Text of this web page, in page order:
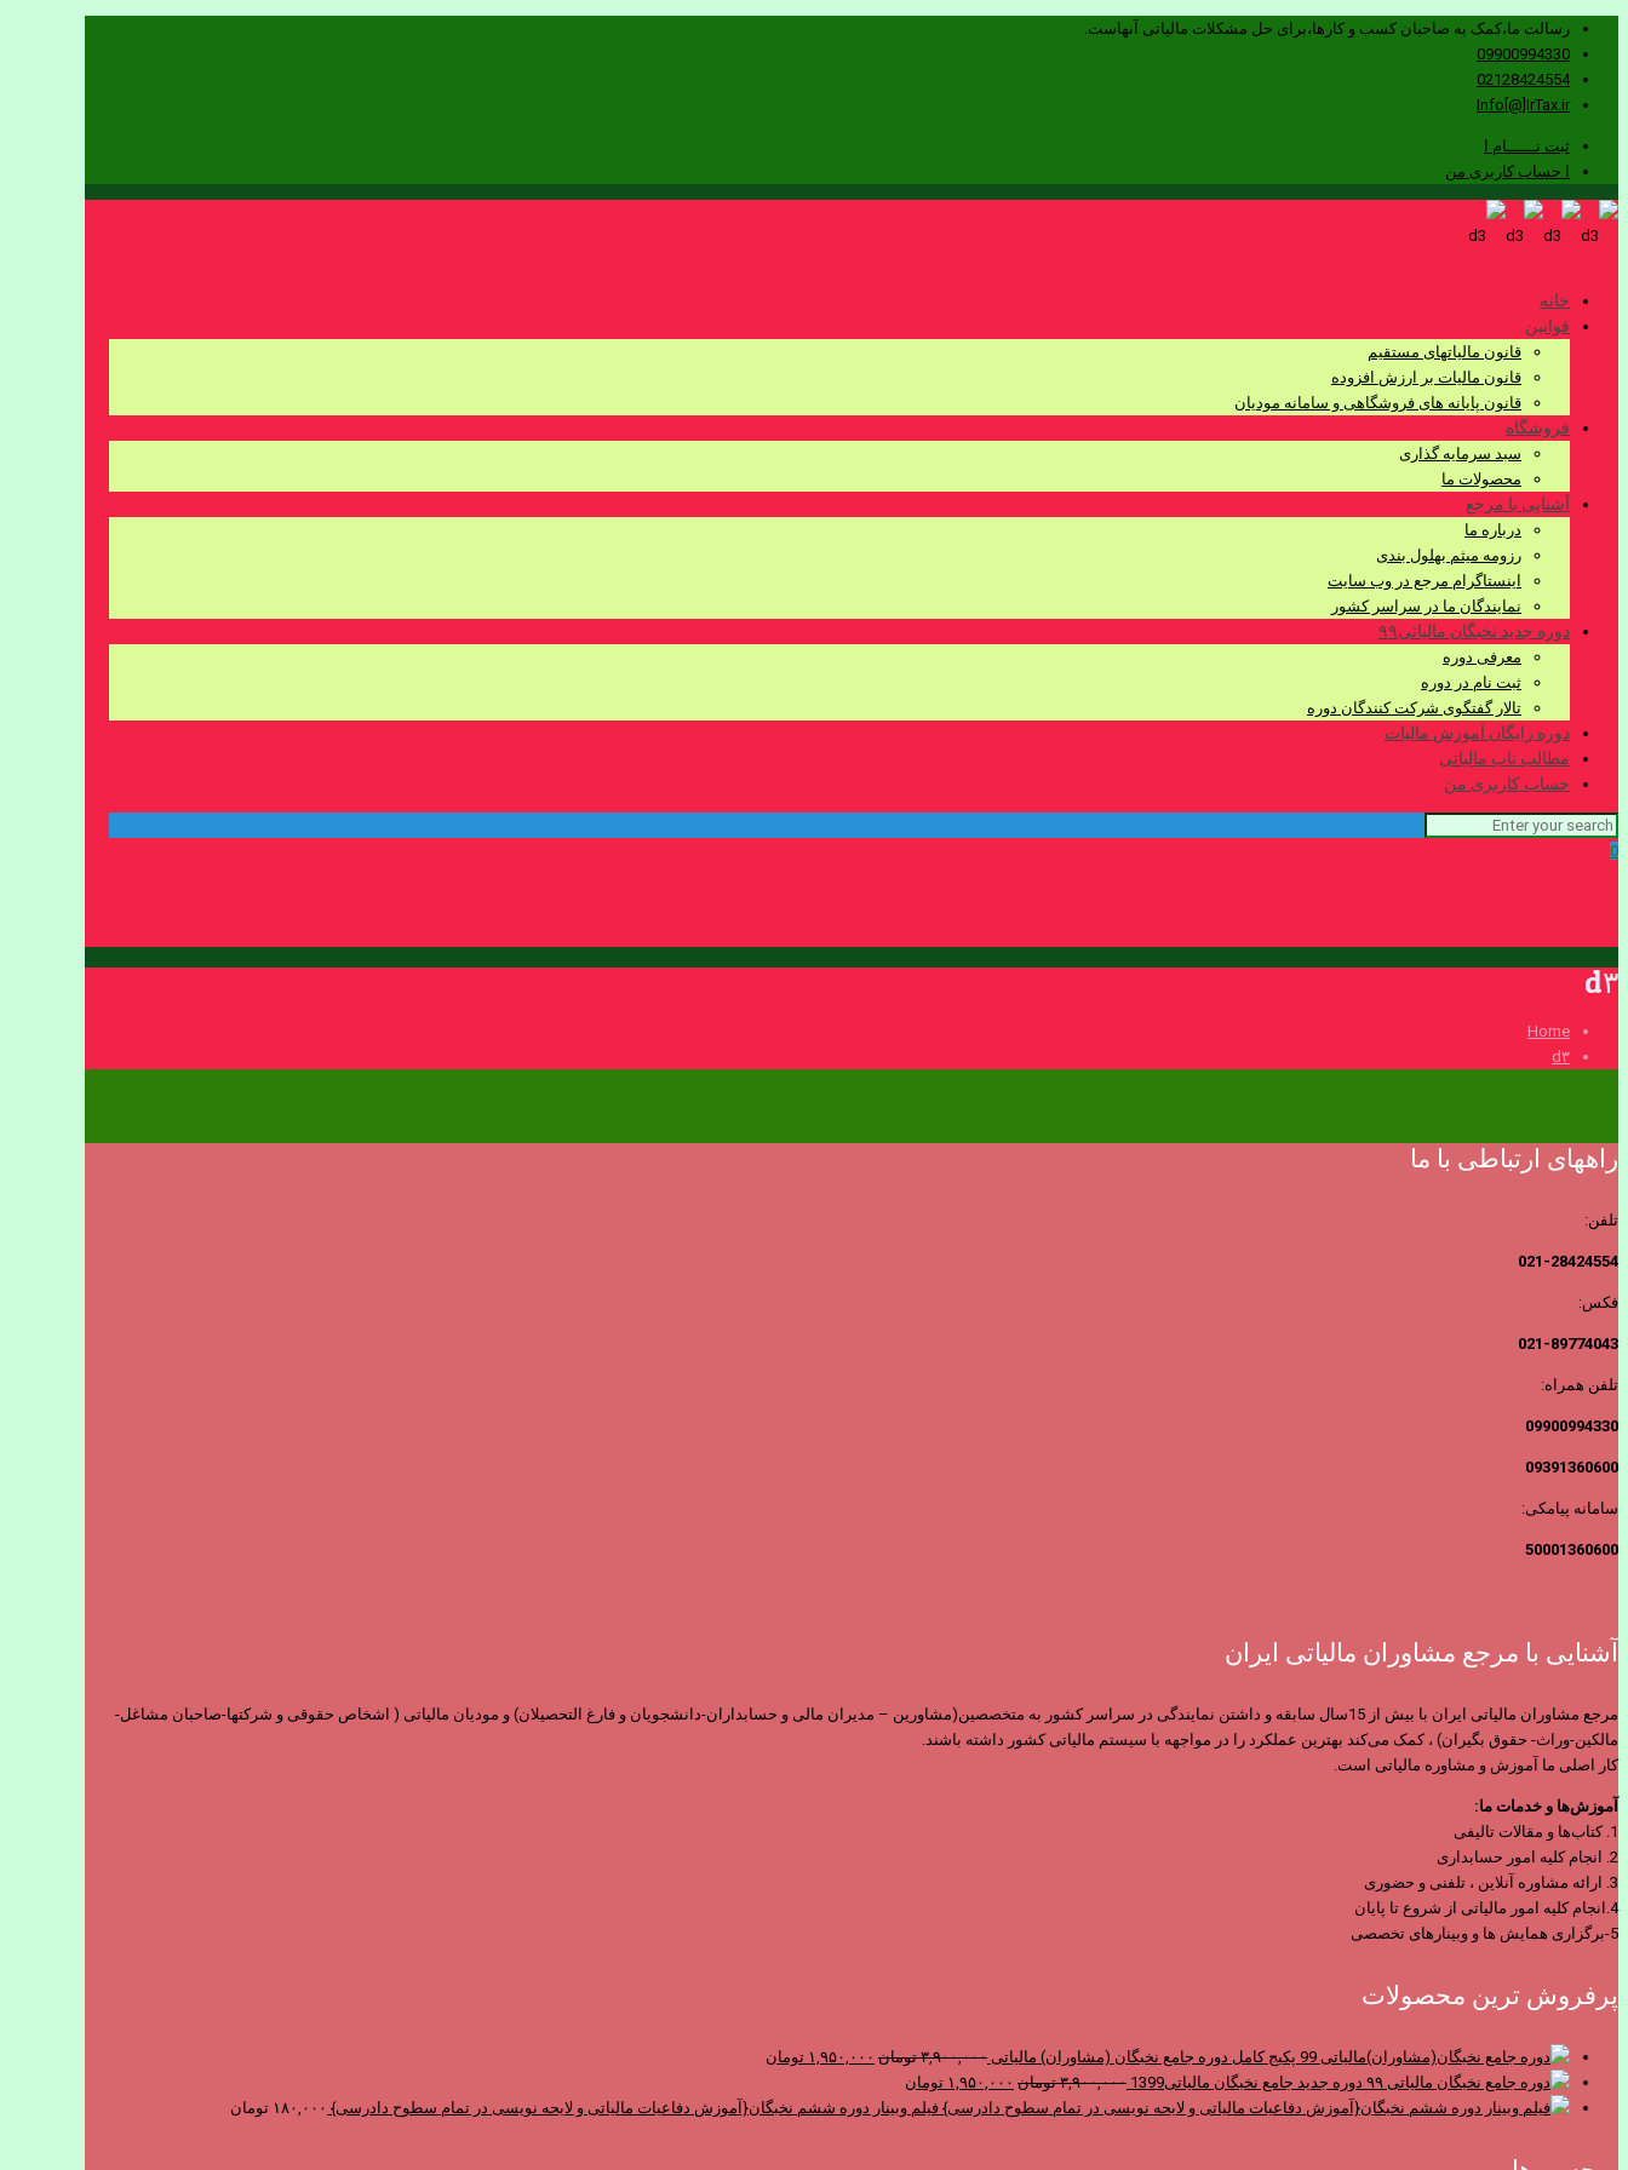
رسالت ما،کمک به صاحبان کسب و کارها،برای حل مشکلات مالیاتی آنهاست.
09900994330
02128424554
Info[@]IrTax.ir
ثبت نــــــام ا
ا حساب کاربری من
خانه
قوانین
قانون مالیاتهای مستقیم
قانون مالیات بر ارزش افزوده
قانون پایانه های فروشگاهی و سامانه مودیان
فروشگاه
سبد سرمایه گذاری
محصولات ما
آشنایی با مرجع
درباره ما
رزومه میثم بهلول بندی
اینستاگرام مرجع در وب سایت
نمایندگان ما در سراسر کشور
دوره جدید نخبگان مالیاتی۹۹
معرفی دوره
ثبت نام در دوره
تالار گفتگوی شرکت کنندگان دوره
دوره رایگان آموزش مالیات
مطالب ناب مالیاتی
حساب کاربری من
0
d۳
Home
d۳
راههای ارتباطی با ما
تلفن:
021-28424554
فکس:
021-89774043
تلفن همراه:
09900994330
09391360600
سامانه پیامکی:
50001360600
آشنایی با مرجع مشاوران مالیاتی ایران
مرجع مشاوران مالیاتی ایران با بیش از 15سال سابقه و داشتن نمایندگی در سراسر کشور به متخصصین(مشاورین – مدیران مالی و حسابداران-دانشجویان و فارغ التحصیلان) و مودیان مالیاتی ( اشخاص حقوقی و شرکتها-صاحبان مشاغل-
مالکین-وراث- حقوق بگیران) ، کمک می‌کند بهترین عملکرد را در مواجهه با سیستم مالیاتی کشور داشته باشند.
کار اصلی ما آموزش و مشاوره مالیاتی است.
آموزش‌ها و خدمات ما:
1. کتاب‌ها و مقالات تالیفی
2. انجام کلیه امور حسابداری
3. ارائه مشاوره آنلاین ، تلفنی و حضوری
4.انجام کلیه امور مالیاتی از شروع تا پایان
5-برگزاری همایش ها و وبینارهای تخصصی
پرفروش ترین محصولات
پکیج کامل دوره جامع نخبگان (مشاوران) مالیاتی ۳,۹۰۰,۰۰۰ تومان قیمت
۳,۹۰۰,۰۰۰ تومان
۱,۹۵۰,۰۰۰ تومان
۱,۹۵۰,۰۰۰ تومان
دوره جدید جامع نخبگان مالیاتی1399 ۳,۹۰۰,۰۰۰ تومان قیمت
اصلی
۱,۹۵۰,۰۰۰ تومان
فعلی
فیلم وبینار دوره ششم نخبگان{آموزش دفاعیات مالیاتی و لایحه نویسی در تمام سطوح دادرسی} ۱۸۰,۰۰۰ تومان